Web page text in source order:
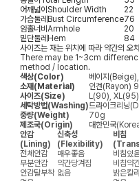
어깨넓이 Shoulder Width 22
가슴둘레 Bust Circumference76
암홀너비 Armhole 20
밑단둘레 Hem 84
사이즈는 재는 위치에 따라 약간의
There may be 1~3cm
method / location.
색상(Color)
베이지
소재(Material)
인견(Rayon)
사이즈(Size)
L(90),
세탁방법(Washing)드라이크리닝
중량(Weight)
70g
제조국(Origin)
대한민국
안감
(Lining)
신축성
(Flexibility)
비침
전체안감
매우좋음 비침있
부분안감
약간당겨짐 비침약
안감탈부착 없음 밝은칼